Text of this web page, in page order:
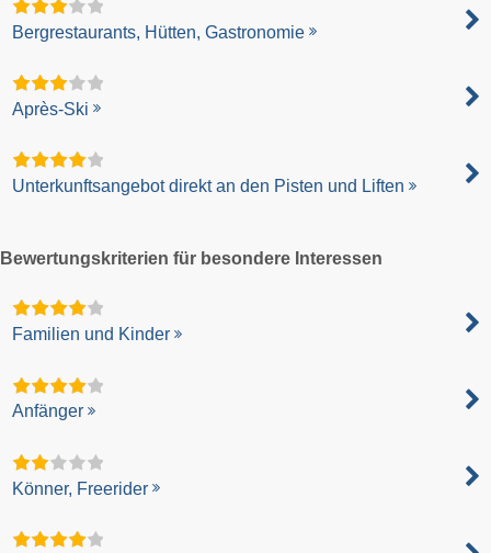
Bergrestaurants, Hütten, Gastronomie
Après-Ski
Unterkunftsangebot direkt an den Pisten und Liften
Bewertungskriterien für besondere Interessen
Familien und Kinder
Anfänger
Könner, Freerider